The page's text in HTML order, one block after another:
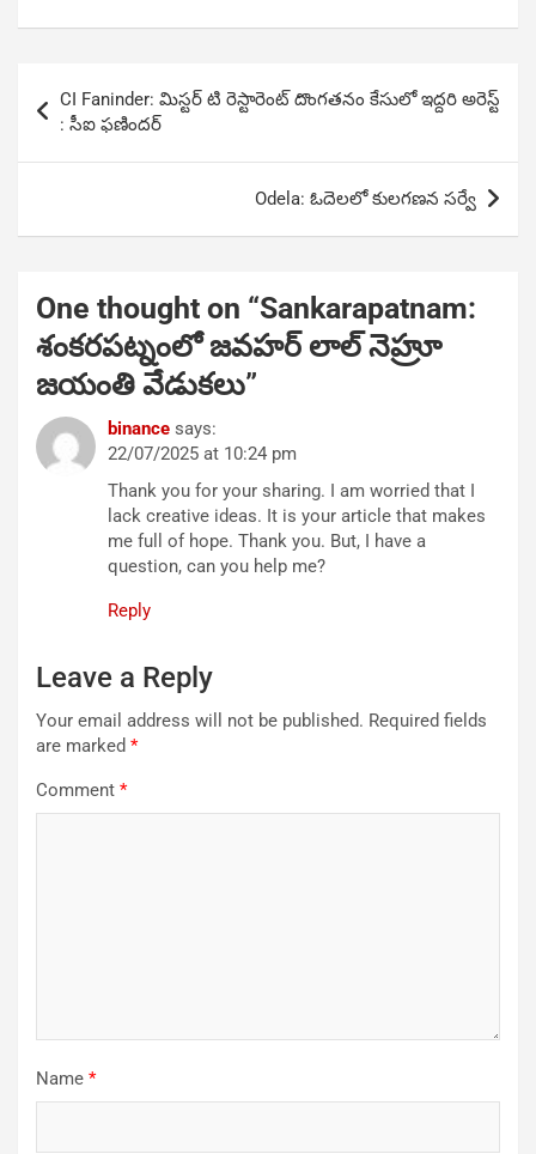
navigation
CI Faninder: మిస్టర్ టి రెస్టారెంట్ దొంగతనం కేసులో ఇద్దరి అరెస్ట్
: సీఐ ఫణిందర్
Odela: ఓదెలలో కులగణన సర్వే
One thought on “Sankarapatnam:
శంకరపట్నంలో జవహర్ లాల్ నెహ్రూ
జయంతి వేడుకలు”
binance says:
22/07/2025 at 10:24 pm
Thank you for your sharing. I am worried that I
lack creative ideas. It is your article that makes
me full of hope. Thank you. But, I have a
question, can you help me?
Reply
Leave a Reply
Your email address will not be published. Required fields
are marked *
Comment *
Name *